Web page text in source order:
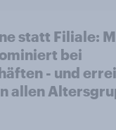
statt Filiale:
bei
- und
allen